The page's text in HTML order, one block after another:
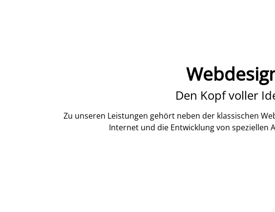
Den Kopf voller
Zu unseren Leistungen gehört neben der klassischen
Internet und die Entwicklung von speziellen